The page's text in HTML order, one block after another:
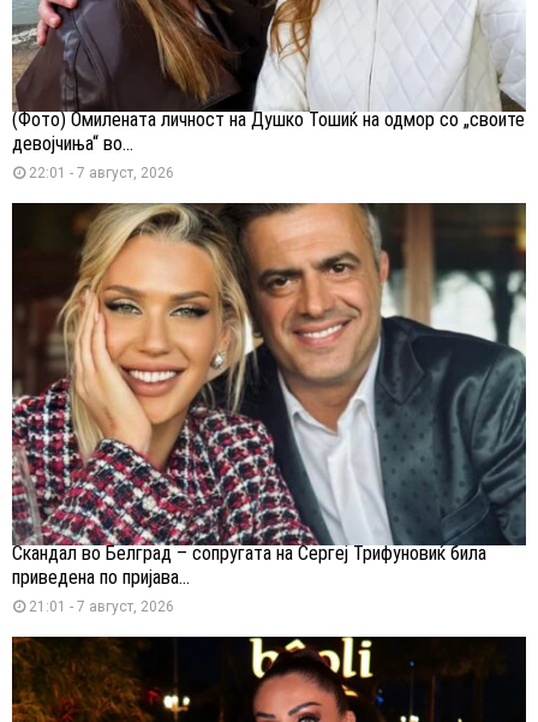
(Фото) Омилената личност на Душко Тошиќ на одмор со „своите
девојчиња“ во...
22:01 - 7 август, 2026
Скандал во Белград – сопругата на Сергеј Трифуновиќ била
приведена по пријава...
21:01 - 7 август, 2026